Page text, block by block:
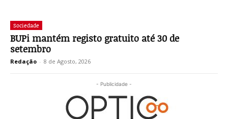
Sociedade
BUPi mantém registo gratuito até 30 de
setembro
Redação - 8 de Agosto, 2026
- Publicidade -